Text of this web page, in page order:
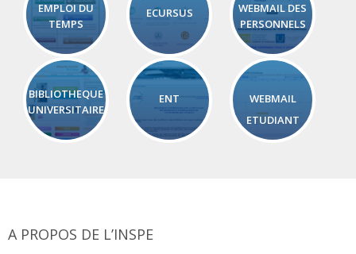
EMPLOI DU
TEMPS
ECURSUS
WEBMAIL DES
PERSONNELS
BIBLIOTHEQUE
UNIVERSITAIRE
ENT
WEBMAIL
ETUDIANT
A PROPOS DE L’INSPE